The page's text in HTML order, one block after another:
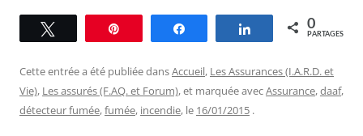
Partagez 0
PARTAGES
Cette entrée a été publiée dansAccueil, Les Assurances (I.A.R.D. et
Vie), Les assurés (F.AQ. et Forum), et marquée avecAssurance,daaf,
détecteur fumée,fumée, incendie, le 16/01/2015 .